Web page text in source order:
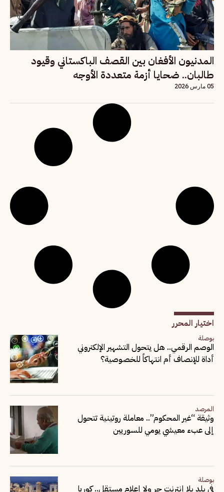
المدنيون الأفغان بين القصف الباكستاني وقيود
طالبان.. ضحايا أزمة متعددة الأوجه
05 مارس 2026
اختيار المحرر
بوصلة
الوصم الرقمي.. هل يتحول التشهير الإلكتروني
أداة للإنصاف أم انتهاكاً للخصوصية؟
المرصد
وثيقة “غير المحكوم”.. معاملة روتينية تتحول
إلى عبء معيشي يومي للسوريين
بوصلة
في بلد بلا إنترنت حر ولا إعلام مستقل.. كوريا